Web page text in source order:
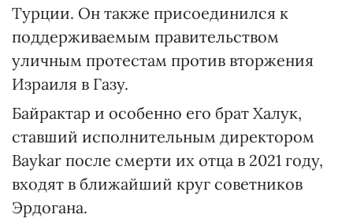
Турции. Он также присоединился к
поддерживаемым правительством
уличным протестам против вторжения
Израиля в Газу.
Байрактар и особенно его брат Халук,
ставший исполнительным директором
Baykar после смерти их отца в 2021 году,
входят в ближайший круг советников
Эрдогана.